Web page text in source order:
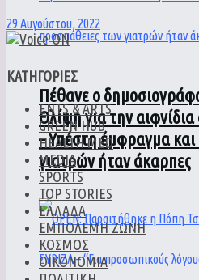
Πέθανε ο
Θλίψη για την
– Υπέστη έμφραγμα
γιατρών ήταν άκαρπες
29 Αυγούστου, 2022
ΚΑΤΗΓΟΡΙΕΣ
ENTS & ARTS
GREEN HUB
HEALTH MED
MEDIA
SPORTS
TOP STORIES
ΕΛΛΑΔΑ
ΕΜΠΟΛΕΜΗ ΖΩΝΗ
ΚΟΣΜΟΣ
ΟΙΚΟΝΟΜΙΑ